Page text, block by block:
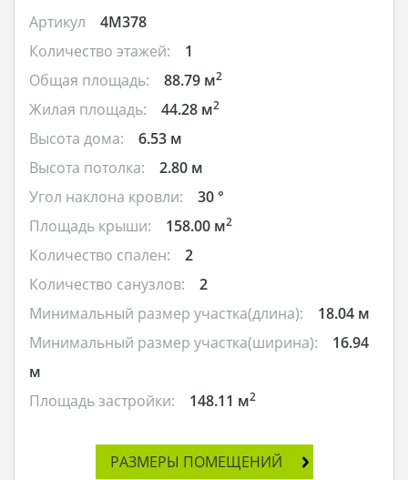
Артикул
4M378
Количество этажей:
1
Общая площадь:
88.79 м2
Жилая площадь: 44.28 м2
Высота дома:
6.53 м
Высота потолка:
2.80 м
Угол наклона кровли:
30 °
Площадь крыши:
158.00 м2
Количество спален:
2
Количество санузлов:
2
Минимальный размер участка(длина):
18.04 м
Минимальный размер участка(ширина):
16.94
м
Площадь застройки:
148.11 м2
РАЗМЕРЫ ПОМЕЩЕНИЙ